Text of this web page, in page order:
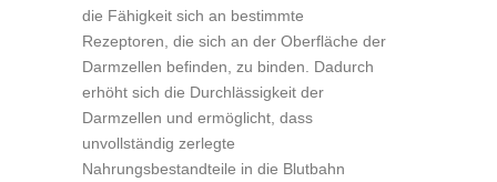
die Fähigkeit sich an bestimmte
Rezeptoren, die sich an der Oberfläche der
Darmzellen befinden, zu binden. Dadurch
erhöht sich die Durchlässigkeit der
Darmzellen und ermöglicht, dass
unvollständig zerlegte
Nahrungsbestandteile in die Blutbahn